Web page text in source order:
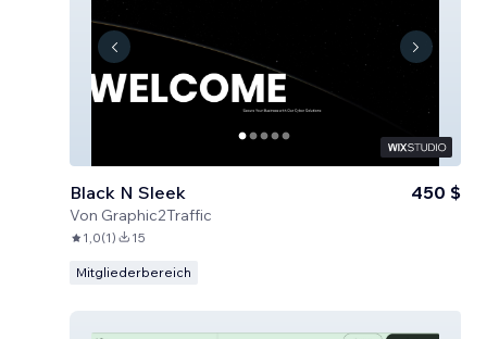
Black N Sleek
Von Graphic2Traffic
450 $
1,0(1) 15
Mitgliederbereich